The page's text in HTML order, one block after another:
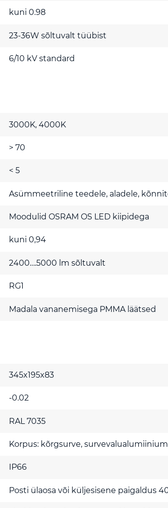
kuni 0.98
23-36W sõltuvalt tüübist
6/10 kV standard
3000K, 4000K
> 70
< 5
Asümmeetriline teedele, aladele,
Moodulid OSRAM OS LED kiipidega
kuni 0,94
2400….5000 lm sõltuvalt
RG1
Madala vananemisega PMMA läätsed
345x195x83
-0.02
RAL 7035
Korpus: kõrgsurve,
IP66
Posti ülaosa või küljesisene paigaldus